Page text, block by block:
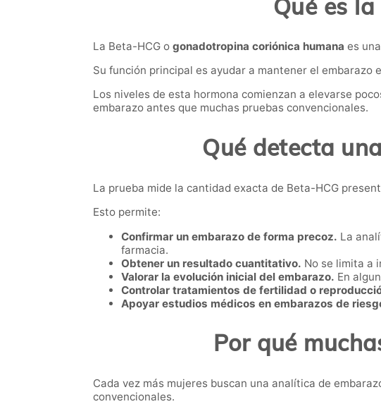
Qué es
La Beta-HCG o gonadotropina coriónica humana es
Su función principal es ayudar a mantener el
Los niveles de esta hormona comienzan a elevarse
embarazo antes que muchas pruebas convencionales.
Qué detecta
La prueba mide la cantidad exacta de Beta-HCG
Esto permite:
Confirmar un embarazo de forma precoz. La
farmacia.
Obtener un resultado cuantitativo. No se limita a
Valorar la evolución inicial del embarazo. En
Controlar tratamientos de fertilidad o
Apoyar estudios médicos en embarazos de
Por qué
Cada vez más mujeres buscan una analítica de
convencionales.